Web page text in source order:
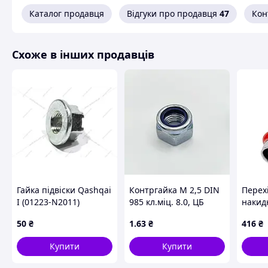
Каталог продавця Відгуки про продавця 47
Схоже в інших продавців
Гайка підвіски Qashqai
I (01223-N2011)
50 ₴
Купити
Контргайка М 2,5 DIN
985 кл.міц. 8.0, ЦБ
1.63 ₴
Купити
18x3/
416 ₴